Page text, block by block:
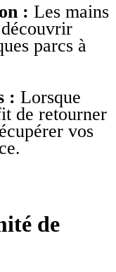
: Les mains
parcs à
: Lorsque
de retourner
vos
de